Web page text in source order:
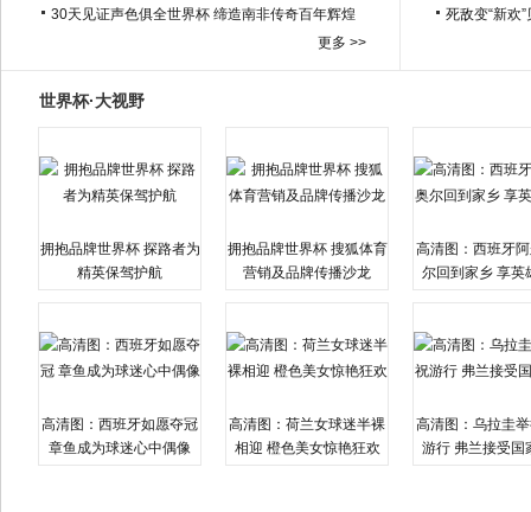
30天见证声色俱全世界杯 缔造南非传奇百年辉煌
更多 >>
死敌变“新欢
世界杯·大视野
拥抱品牌世界杯 探路者为
精英保驾护航
拥抱品牌世界杯 搜狐体育
营销及品牌传播沙龙
高清图：西班牙
尔回到家乡 享英
高清图：西班牙如愿夺冠
章鱼成为球迷心中偶像
高清图：荷兰女球迷半裸
相迎 橙色美女惊艳狂欢
高清图：乌拉圭
游行 弗兰接受国